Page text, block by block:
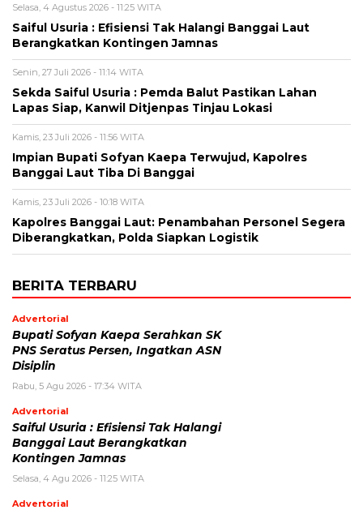
Selasa, 4 Agustus 2026 - 11:25 WITA
Saiful Usuria : Efisiensi Tak Halangi Banggai Laut
Berangkatkan Kontingen Jamnas
Senin, 27 Juli 2026 - 11:14 WITA
Sekda Saiful Usuria : Pemda Balut Pastikan Lahan
Lapas Siap, Kanwil Ditjenpas Tinjau Lokasi
Kamis, 23 Juli 2026 - 11:56 WITA
Impian Bupati Sofyan Kaepa Terwujud, Kapolres
Banggai Laut Tiba Di Banggai
Kamis, 23 Juli 2026 - 10:18 WITA
Kapolres Banggai Laut: Penambahan Personel Segera
Diberangkatkan, Polda Siapkan Logistik
BERITA TERBARU
Advertorial
Bupati Sofyan Kaepa Serahkan SK
PNS Seratus Persen, Ingatkan ASN
Disiplin
Rabu, 5 Agu 2026 - 17:34 WITA
Advertorial
Saiful Usuria : Efisiensi Tak Halangi
Banggai Laut Berangkatkan
Kontingen Jamnas
Selasa, 4 Agu 2026 - 11:25 WITA
Advertorial